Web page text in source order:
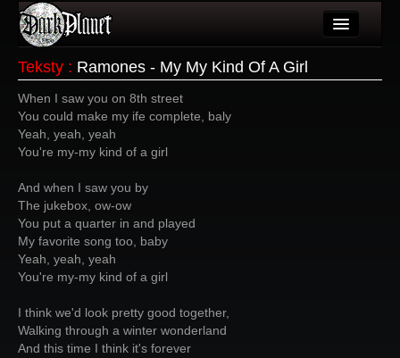
Wydarzenia
Galeria
Forum
Więcej
Login
Teksty : Ramones - My My Kind Of A Girl
When I saw you on 8th street
You could make my ife complete, baly
Yeah, yeah, yeah
You're my-my kind of a girl
And when I saw you by
The jukebox, ow-ow
You put a quarter in and played
My favorite song too, baby
Yeah, yeah, yeah
You're my-my kind of a girl
I think we'd look pretty good together,
Walking through a winter wonderland
And this time I think it's forever